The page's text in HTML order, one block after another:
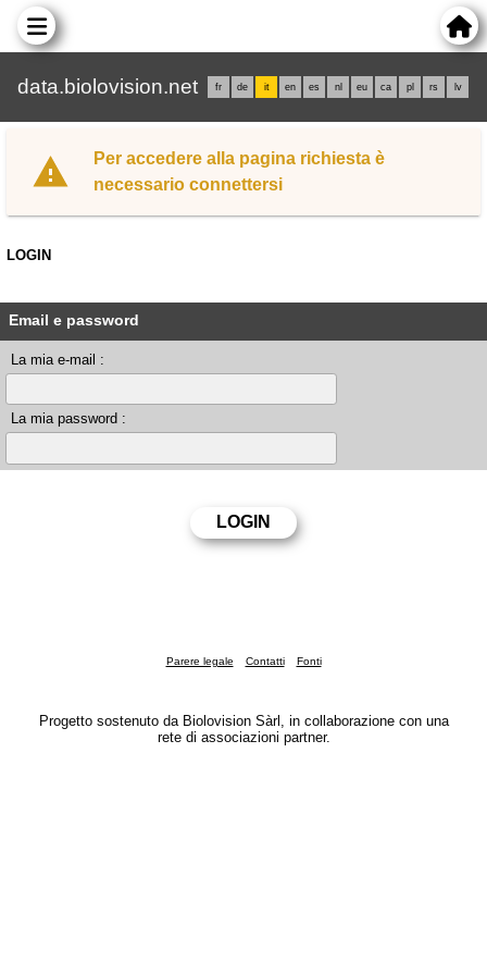
data.biolovision.net fr de it en es nl eu ca pl rs lv
Per accedere alla pagina richiesta è
necessario connettersi
LOGIN
Email e password
La mia e-mail :
La mia password :
Parere legale Contatti Fonti
Progetto sostenuto da Biolovision Sàrl, in collaborazione con una
rete di associazioni partner.